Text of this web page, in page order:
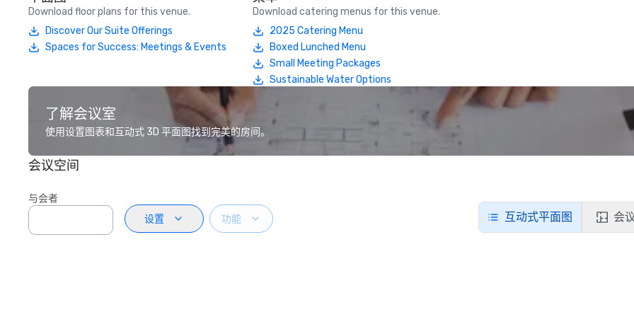
Download floor plans for this venue.
Discover Our Suite Offerings
Spaces for Success: Meetings & Events
Download catering menus for this venue.
2025 Catering Menu
Boxed Lunched Menu
Small Meeting Packages
Sustainable Water Options
了解会议室
使用设置图表和互动式 3D 平面图找到完美的房间。
会议空间
与会者
设置
功能 互动式平面图 会